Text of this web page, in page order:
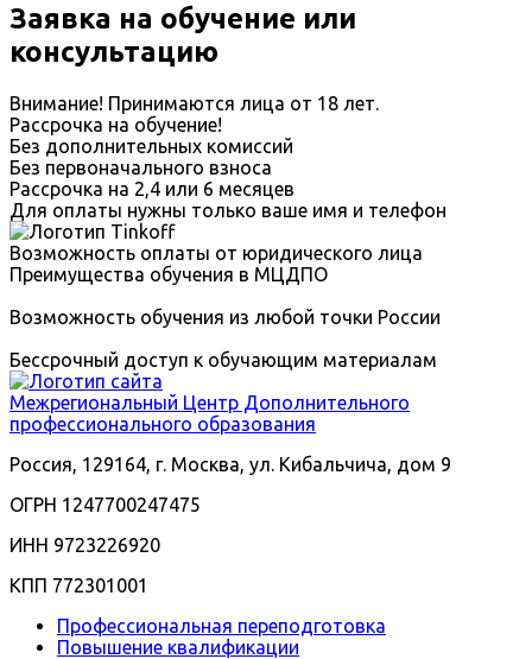
Заявка на обучение или
консультацию
Внимание! Принимаются лица от 18 лет.
Рассрочка на обучение!
Без дополнительных комиссий
Без первоначального взноса
Рассрочка на 2,4 или 6 месяцев
Для оплаты нужны только ваше имя и телефон
Возможность оплаты от юридического лица
Преимущества обучения в МЦДПО
Возможность обучения из любой точки России
Бессрочный доступ к обучающим материалам
Межрегиональный Центр Дополнительного
профессионального образования
Россия, 129164, г. Москва, ул. Кибальчича, дом 9
ОГРН 1247700247475
ИНН 9723226920
КПП 772301001
Профессиональная переподготовка
Повышение квалификации